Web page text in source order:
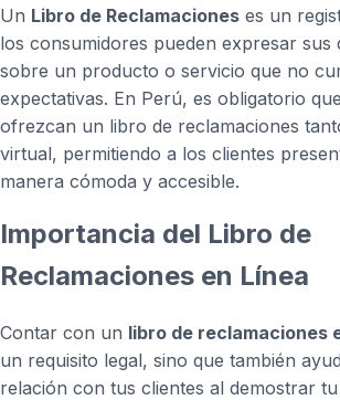
Un Libro de Reclamaciones es un
los consumidores pueden expresar sus
sobre un producto o servicio que no
expectativas. En Perú, es obligatorio
ofrezcan un libro de reclamaciones
virtual, permitiendo a los clientes
manera cómoda y accesible.
Importancia del Libro de
Reclamaciones en Línea
Contar con un libro de reclamaciones
un requisito legal, sino que también
relación con tus clientes al demostrar